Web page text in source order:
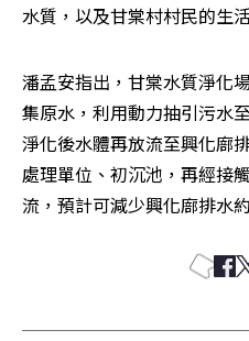
水質，以及甘棠村村民的生
潘孟安指出，甘棠水質淨化
集原水，利用動力抽引污水
淨化後水體再放流至興化廍
處理單位、初沉池，再經接
流，預計可減少興化廍排水